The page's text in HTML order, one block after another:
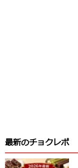
最新のチョクレポ